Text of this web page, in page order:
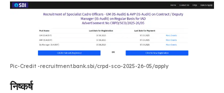
Pic-Credit -recruitment.bank.sbi/crpd-sco-2025-26-05/apply
निष्कर्ष